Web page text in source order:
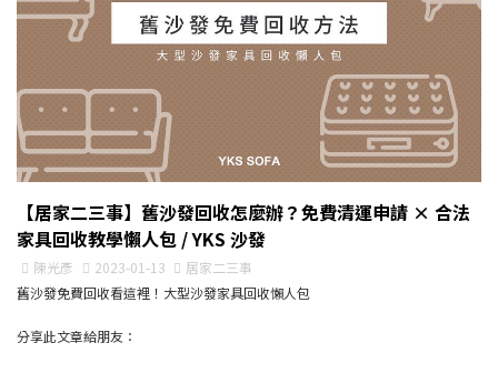
【居家二三事】舊沙發回收怎麼辦？免費清運申請 × 合法
家具回收教學懶人包 / YKS 沙發
陳光彥 2023-01-13
居家二三事
舊沙發免費回收看這裡！大型沙發家具回收懶人包
分享此文章給朋友：